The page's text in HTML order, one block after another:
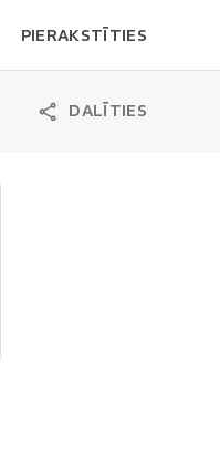
PIERAKSTĪTIES
DALĪTIES